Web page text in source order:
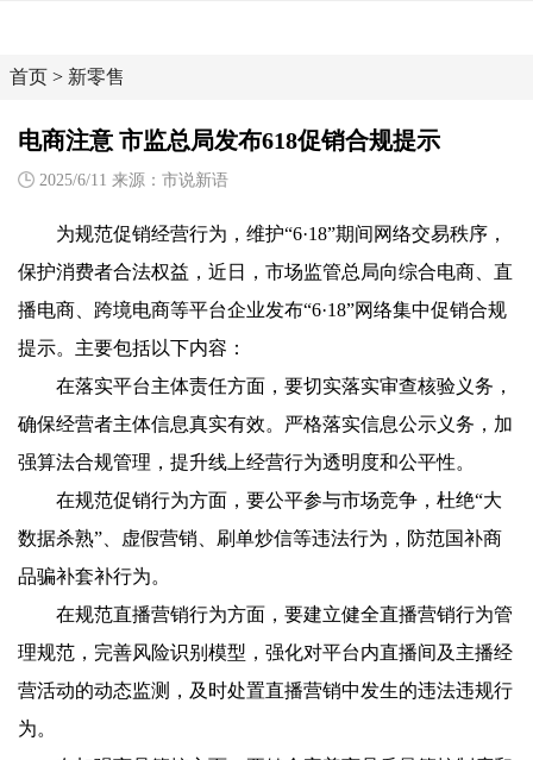
首页 > 新零售
电商注意 市监总局发布618促销合规提示
2025/6/11 来源：市说新语
为规范促销经营行为，维护“6·18”期间网络交易秩序，
保护消费者合法权益，近日，市场监管总局向综合电商、直
播电商、跨境电商等平台企业发布“6·18”网络集中促销合规
提示。主要包括以下内容：
在落实平台主体责任方面，要切实落实审查核验义务，
确保经营者主体信息真实有效。严格落实信息公示义务，加
强算法合规管理，提升线上经营行为透明度和公平性。
在规范促销行为方面，要公平参与市场竞争，杜绝“大
数据杀熟”、虚假营销、刷单炒信等违法行为，防范国补商
品骗补套补行为。
在规范直播营销行为方面，要建立健全直播营销行为管
理规范，完善风险识别模型，强化对平台内直播间及主播经
营活动的动态监测，及时处置直播营销中发生的违法违规行
为。